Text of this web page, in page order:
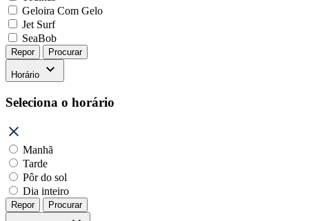
Geloira Com Gelo
Jet Surf
SeaBob
Repor Procurar
Horário
Seleciona o horário
Manhã
Tarde
Pôr do sol
Dia inteiro
Repor Procurar